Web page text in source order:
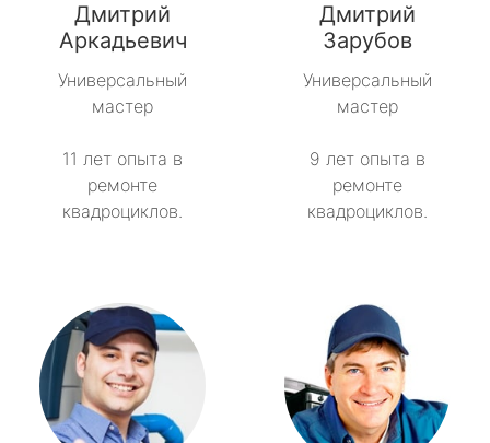
Дмитрий
Аркадьевич
Универсальный
мастер
11 лет опыта в
ремонте
квадроциклов.
Дмитрий
Зарубов
Универсальный
мастер
9 лет опыта в
ремонте
квадроциклов.